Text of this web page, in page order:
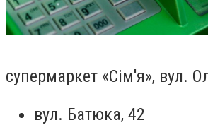
супермаркет «Сім'я», вул.
вул. Батюка, 42